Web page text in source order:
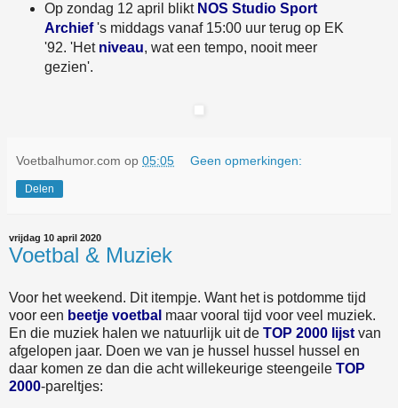
Op zondag 12 april blikt NOS Studio Sport
Archief's middags vanaf 15:00 uur terug op EK
'92. 'Het niveau, wat een tempo, nooit meer
gezien'.
Voetbalhumor.com op 05:05 Geen opmerkingen:
Delen
vrijdag 10 april 2020
Voetbal & Muziek
Voor het weekend. Dit itempje. Want het is potdomme tijd
voor een beetje voetbal maar vooral tijd voor veel muziek.
En die muziek halen we natuurlijk uit de TOP 2000 lijst van
afgelopen jaar. Doen we van je hussel hussel hussel en
daar komen ze dan die acht willekeurige steengeile TOP
2000-pareltjes: